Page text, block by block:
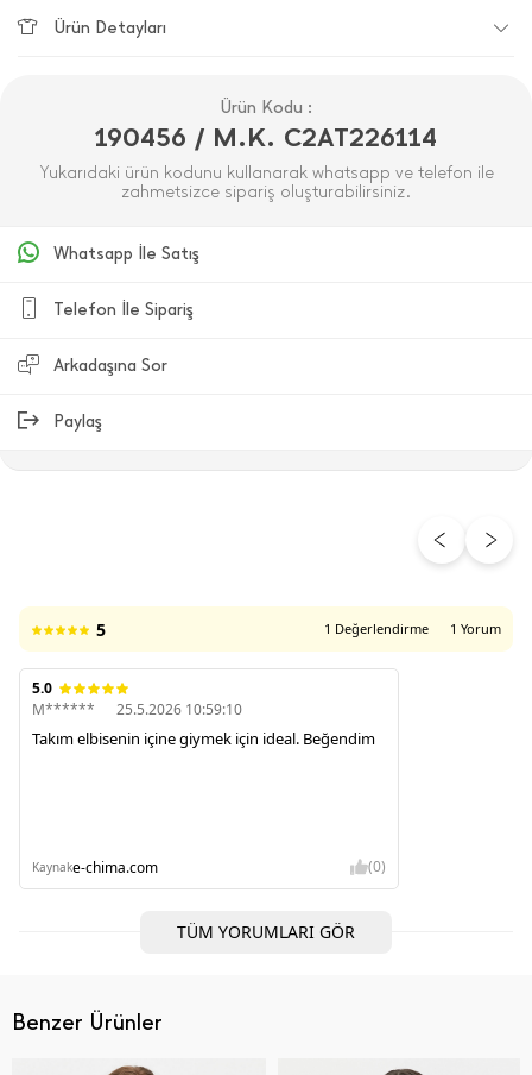
Ürün Detayları
Ürün Kodu :
190456 / M.K. C2AT226114
Yukarıdaki ürün kodunu kullanarak whatsapp ve telefon ile
zahmetsizce sipariş oluşturabilirsiniz.
Whatsapp İle Satış
Telefon İle Sipariş
Arkadaşına Sor
Paylaş
5 1 Değerlendirme 1 Yorum
5.0
M******
25.5.2026 10:59:10
Takım elbisenin içine giymek için ideal. Beğendim
Kaynake-chima.com (0)
TÜM YORUMLARI GÖR
Benzer Ürünler